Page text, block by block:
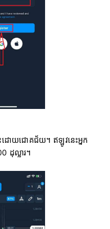
ដោយជោគជ័យ។ ឥឡូវនេះអ្នក
ដុល្លារ។